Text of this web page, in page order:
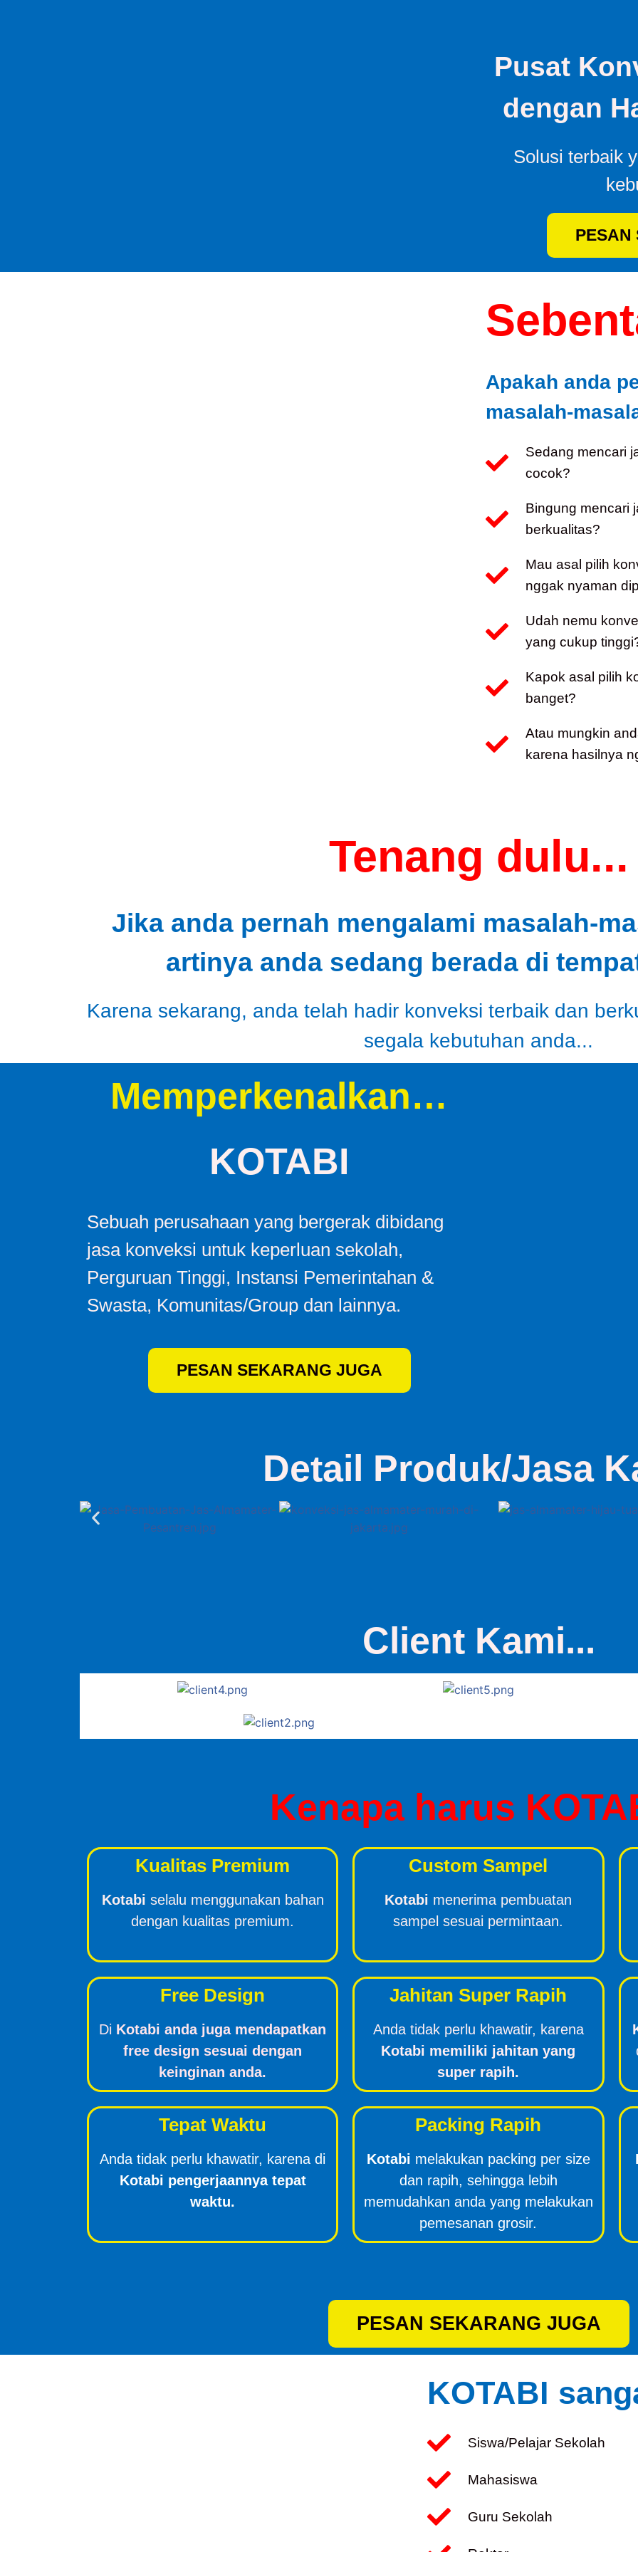
Pusat
dengan
Solusi terbaik
PESAN
Apakah anda
masalah-
Sedang mencari
cocok?
Bingung mencari
berkualitas?
Mau asal pilih
nggak nyaman
Udah nemu
yang cukup
Kapok asal pilih
banget?
Atau mungkin
karena hasilnya
Tenang dulu...
Jika anda pernah mengalami masalah-
artinya anda sedang berada di
Karena sekarang, anda telah hadir konveksi terbaik dan
segala kebutuhan anda...
Memperkenalkan…
KOTABI
Sebuah perusahaan yang bergerak dibidang
jasa konveksi untuk keperluan sekolah,
Perguruan Tinggi, Instansi Pemerintahan &
Swasta, Komunitas/Group dan lainnya.
PESAN SEKARANG JUGA
Detail Produk/Jasa
Client Kami...
Kenapa harus
Kualitas Premium
Kotabi selalu menggunakan bahan
dengan kualitas premium.
Custom Sampel
Kotabi menerima pembuatan
sampel sesuai permintaan.
Free Design
Di Kotabi anda juga mendapatkan
free design sesuai dengan
keinginan anda.
Jahitan Super Rapih
Anda tidak perlu khawatir, karena
Kotabi memiliki jahitan yang
super rapih.
Tepat Waktu
Anda tidak perlu khawatir, karena di
Kotabi pengerjaannya tepat
waktu.
Packing Rapih
Kotabi melakukan packing per size
dan rapih, sehingga lebih
memudahkan anda yang melakukan
pemesanan grosir.
PESAN SEKARANG JUGA
KOTABI
Siswa/Pelajar Sekolah
Mahasiswa
Guru Sekolah